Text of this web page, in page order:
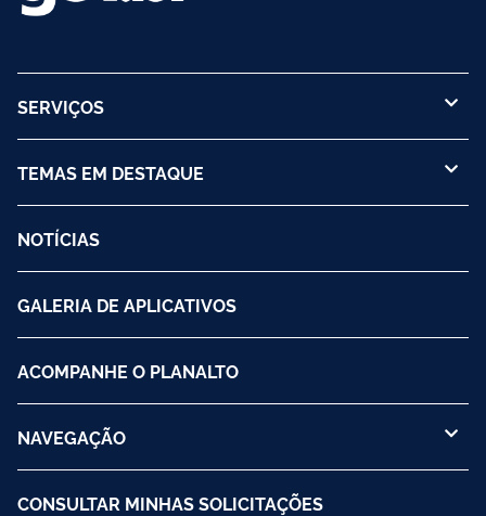
SERVIÇOS
TEMAS EM DESTAQUE
NOTÍCIAS
GALERIA DE APLICATIVOS
ACOMPANHE O PLANALTO
NAVEGAÇÃO
CONSULTAR MINHAS SOLICITAÇÕES